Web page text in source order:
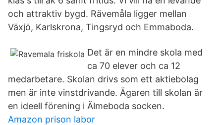
och attraktiv bygd. Rävemåla ligger mellan
Växjö, Karlskrona, Tingsryd och Emmaboda.
Det är en mindre skola med
ca 70 elever och ca 12
medarbetare. Skolan drivs som ett aktiebolag
men är inte vinstdrivande. Ägaren till skolan är
en ideell förening i Älmeboda socken.
Amazon prison labor